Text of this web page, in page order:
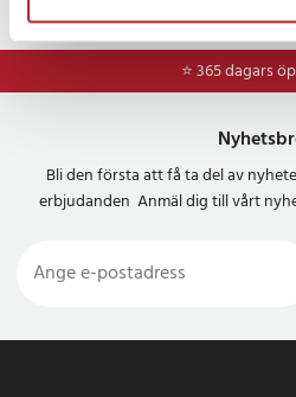
⭐ 365 dagars
Bli den första att få ta del av
erbjudanden Anmäl dig till vårt